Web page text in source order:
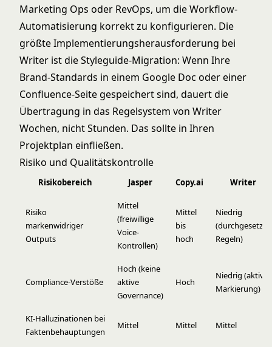
Marketing Ops oder RevOps, um die Workflow-
Automatisierung korrekt zu konfigurieren. Die
größte Implementierungsherausforderung bei
Writer ist die Styleguide-Migration: Wenn Ihre
Brand-Standards in einem Google Doc oder einer
Confluence-Seite gespeichert sind, dauert die
Übertragung in das Regelsystem von Writer
Wochen, nicht Stunden. Das sollte in Ihren
Projektplan einfließen.
Risiko und Qualitätskontrolle
Risikobereich Jasper Copy.ai Writer
Risiko
markenwidriger
Outputs
Mittel
(freiwillige
Voice-
Kontrollen)
Mittel
bis
hoch
Niedrig
(durchgesetzte
Regeln)
Compliance-Verstöße
Hoch (keine
aktive
Governance)
Hoch
Niedrig (aktive
Markierung)
KI-Halluzinationen bei
Faktenbehauptungen
Mittel Mittel Mittel